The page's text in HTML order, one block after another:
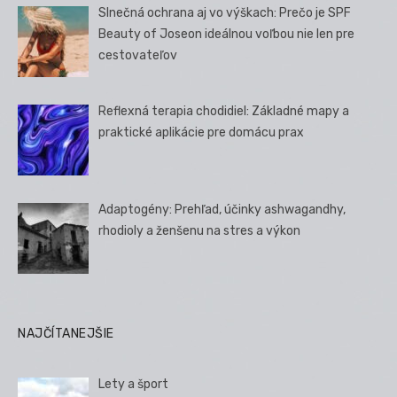
Slnečná ochrana aj vo výškach: Prečo je SPF
Beauty of Joseon ideálnou voľbou nie len pre
cestovateľov
Reflexná terapia chodidiel: Základné mapy a
praktické aplikácie pre domácu prax
Adaptogény: Prehľad, účinky ashwagandhy,
rhodioly a ženšenu na stres a výkon
NAJČÍTANEJŠIE
Lety a šport